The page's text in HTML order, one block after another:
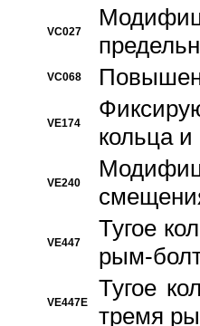
VC027
VC068
VE174
кольца
VE240
VE447
Тугое
рым-
VE447E
Тугое
тремя